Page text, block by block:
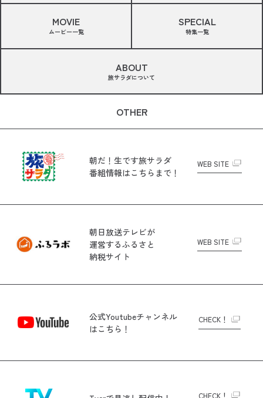
MOVIE
ムービー一覧
SPECIAL
特集一覧
ABOUT
旅サラダについて
OTHER
朝だ！生です旅サラダ
番組情報はこちらまで！
WEB SITE
朝日放送テレビが
運営するふるさと
納税サイト
WEB SITE
公式Youtubeチャンネル
はこちら！
CHECK！
CHECK！